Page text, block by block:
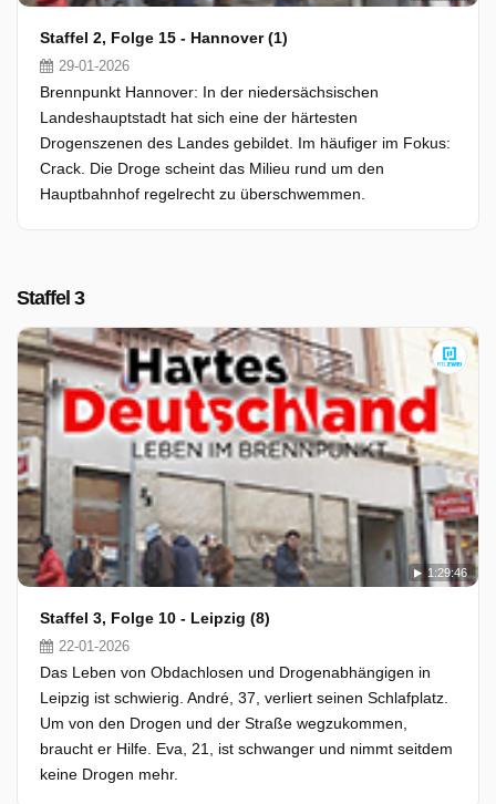
Staffel 2, Folge 15 - Hannover (1)
29-01-2026
Brennpunkt Hannover: In der niedersächsischen
Landeshauptstadt hat sich eine der härtesten
Drogenszenen des Landes gebildet. Im häufiger im Fokus:
Crack. Die Droge scheint das Milieu rund um den
Hauptbahnhof regelrecht zu überschwemmen.
Staffel 3
1:29:46
Staffel 3, Folge 10 - Leipzig (8)
22-01-2026
Das Leben von Obdachlosen und Drogenabhängigen in
Leipzig ist schwierig. André, 37, verliert seinen Schlafplatz.
Um von den Drogen und der Straße wegzukommen,
braucht er Hilfe. Eva, 21, ist schwanger und nimmt seitdem
keine Drogen mehr.